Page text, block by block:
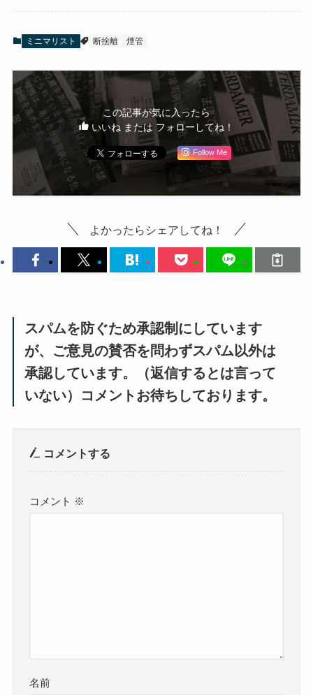
ミニマリスト 断捨離 煙管
この記事が気に入ったら
いいね または フォローしてね！
Follow Me
よかったらシェアしてね！
スパムを防ぐため承認制にしています
が、ご意見の賛否を問わずスパム以外は
承認しています。（返信するとは言って
いない）コメントお待ちしております。
コメントする
コメント ※
名前